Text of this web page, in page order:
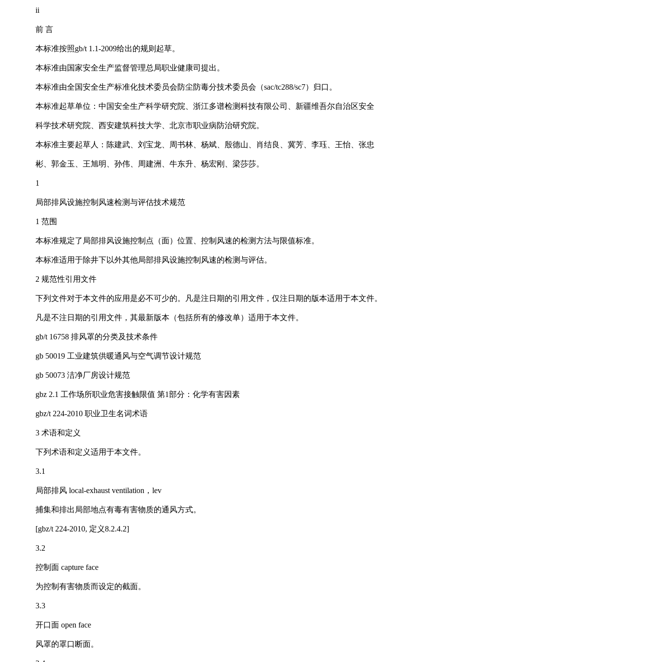
ii
前 言
本标准按照gb/t 1.1-2009给出的规则起草。
本标准由国家安全生产监督管理总局职业健康司提出。
本标准由全国安全生产标准化技术委员会防尘防毒分技术委员会（sac/tc288/sc7）归口。
本标准起草单位：中国安全生产科学研究院、浙江多谱检测科技有限公司、新疆维吾尔自治区安全
科学技术研究院、西安建筑科技大学、北京市职业病防治研究院。
本标准主要起草人：陈建武、刘宝龙、周书林、杨斌、殷德山、肖结良、冀芳、李珏、王怡、张忠
彬、郭金玉、王旭明、孙伟、周建洲、牛东升、杨宏刚、梁莎莎。
1
局部排风设施控制风速检测与评估技术规范
1 范围
本标准规定了局部排风设施控制点（面）位置、控制风速的检测方法与限值标准。
本标准适用于除井下以外其他局部排风设施控制风速的检测与评估。
2 规范性引用文件
下列文件对于本文件的应用是必不可少的。凡是注日期的引用文件，仅注日期的版本适用于本文件。
凡是不注日期的引用文件，其最新版本（包括所有的修改单）适用于本文件。
gb/t 16758 排风罩的分类及技术条件
gb 50019 工业建筑供暖通风与空气调节设计规范
gb 50073 洁净厂房设计规范
gbz 2.1 工作场所职业危害接触限值 第1部分：化学有害因素
gbz/t 224-2010 职业卫生名词术语
3 术语和定义
下列术语和定义适用于本文件。
3.1
局部排风 local-exhaust ventilation，lev
捕集和排出局部地点有毒有害物质的通风方式。
[gbz/t 224-2010, 定义8.2.4.2]
3.2
控制面 capture face
为控制有害物质而设定的截面。
3.3
开口面 open face
风罩的罩口断面。